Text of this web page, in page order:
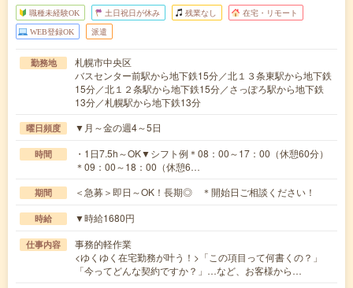
職種未経験OK 土日祝日が休み 残業なし 在宅・リモート
WEB登録OK 派遣
勤務地
札幌市中央区
バスセンター前駅から地下鉄15分／北１３条東駅から地下鉄
15分／北１２条駅から地下鉄15分／さっぽろ駅から地下鉄
13分／札幌駅から地下鉄13分
曜日頻度 ▼月～金の週4～5日
時間
・1日7.5h～OK▼シフト例＊08：00～17：00（休憩60分）
＊09：00～18：00（休憩6…
期間 ＜急募＞即日～OK！長期◎ ＊開始日ご相談ください！
時給 ▼時給1680円
仕事内容
事務的軽作業
<ゆくゆく在宅勤務が叶う！>「この項目って何書くの？」
「今ってどんな契約ですか？」…など、お客様から…